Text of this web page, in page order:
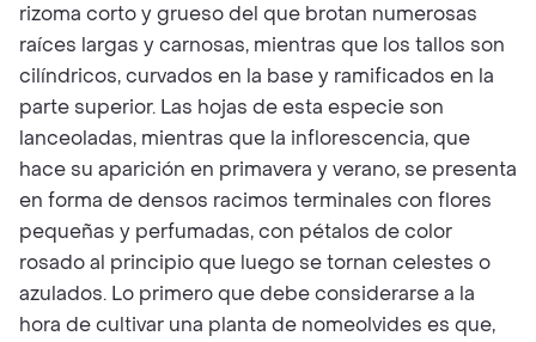
rizoma corto y grueso del que brotan numerosas
raíces largas y carnosas, mientras que los tallos son
cilíndricos, curvados en la base y ramificados en la
parte superior. Las hojas de esta especie son
lanceoladas, mientras que la inflorescencia, que
hace su aparición en primavera y verano, se presenta
en forma de densos racimos terminales con flores
pequeñas y perfumadas, con pétalos de color
rosado al principio que luego se tornan celestes o
azulados. Lo primero que debe considerarse a la
hora de cultivar una planta de nomeolvides es que,